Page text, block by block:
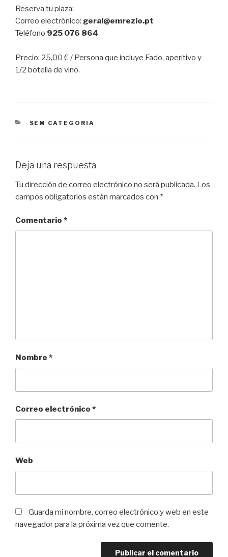
Reserva tu plaza:
Correo electrónico: geral@emrezio.pt
Teléfono 925 076 864
Precio: 25,00 € / Persona que incluye Fado, aperitivo y
1/2 botella de vino.
CATEGORÍAS
SEM CATEGORIA
Deja una respuesta
Tu dirección de correo electrónico no será publicada. Los
campos obligatorios están marcados con *
Comentario *
Nombre *
Correo electrónico *
Web
Guarda mi nombre, correo electrónico y web en este
navegador para la próxima vez que comente.